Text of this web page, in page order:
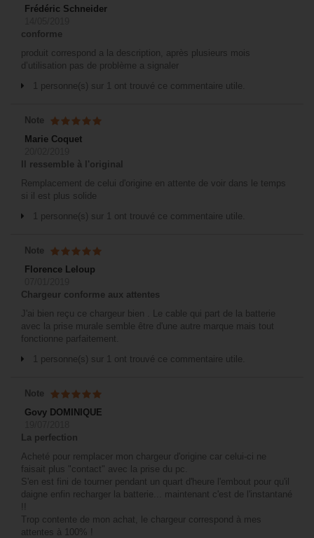
Frédéric Schneider
conforme
produit correspond a la description, après plusieurs mois
d’utilisation pas de problème a signaler
1 personne(s) sur 1 ont trouvé ce commentaire utile.
Note
Marie Coquet
Il ressemble à l'original
Remplacement de celui d'origine en attente de voir dans le temps
si il est plus solide
1 personne(s) sur 1 ont trouvé ce commentaire utile.
Note
Florence Leloup
Chargeur conforme aux attentes
J'ai bien reçu ce chargeur bien . Le cable qui part de la batterie
avec la prise murale semble être d'une autre marque mais tout
fonctionne parfaitement.
1 personne(s) sur 1 ont trouvé ce commentaire utile.
Note
Govy DOMINIQUE
La perfection
Acheté pour remplacer mon chargeur d'origine car celui-ci ne
faisait plus "contact" avec la prise du pc.
S'en est fini de tourner pendant un quart d'heure l'embout pour qu'il
daigne enfin recharger la batterie... maintenant c'est de l'instantané
Trop contente de mon achat, le chargeur correspond à mes
attentes à 100% !